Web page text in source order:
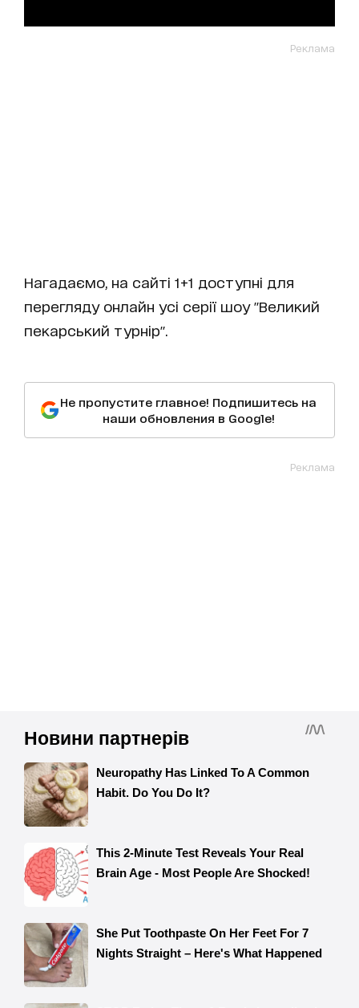
Реклама
Нагадаємо, на сайті 1+1 доступні для
перегляду онлайн усі серії шоу "Великий
пекарський турнір".
Не пропустите главное! Подпишитесь на
наши обновления в Google!
Реклама